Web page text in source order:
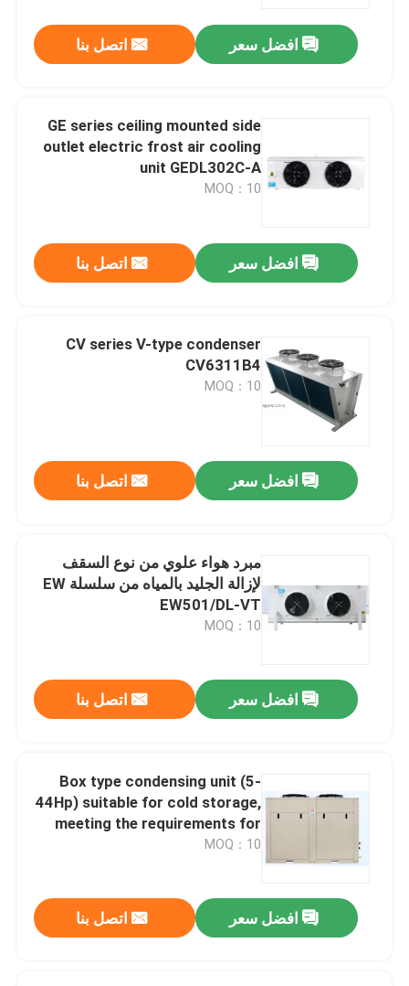
افضل سعر اتصل بنا
GE series ceiling mounted side
outlet electric frost air cooling
unit GEDL302C-A
MOQ：10
افضل سعر اتصل بنا
CV series V-type condenser
CV6311B4
MOQ：10
افضل سعر اتصل بنا
مبرد هواء علوي من نوع السقف
لإزالة الجليد بالمياه من سلسلة EW
EW501/DL-VT
MOQ：10
افضل سعر اتصل بنا
Box type condensing unit (5-
44Hp) suitable for cold storage,
meeting the requirements for
refrigerants such as R404A,
MOQ：10
افضل سعر اتصل بنا